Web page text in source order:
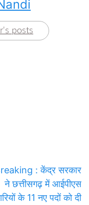
posts
: केंद्र सरकार
ने छत्तीसगढ़ में आईपीएस
के 11 नए पदों को दी